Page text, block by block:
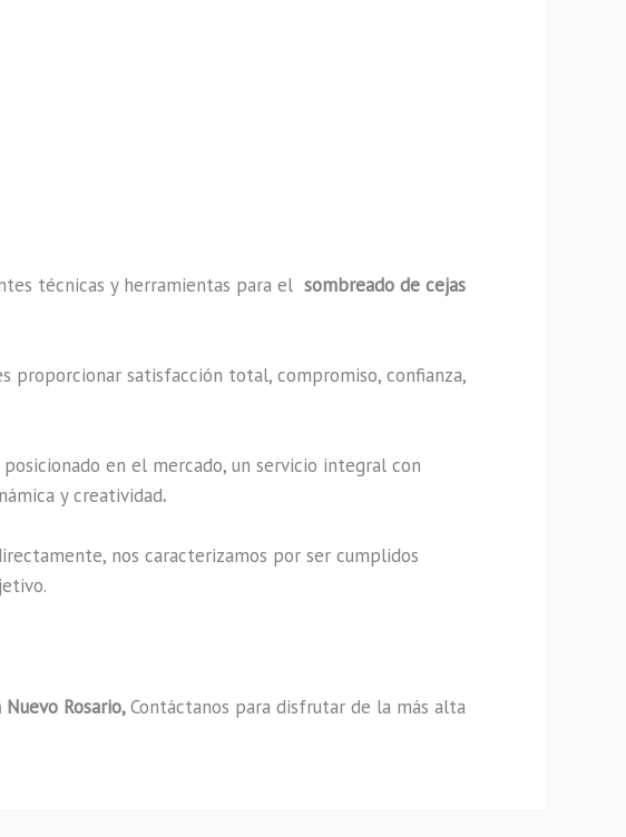
técnicas y herramientas para el sombreado de cejas
proporcionar satisfacción total, compromiso, confianza,
en el mercado, un servicio integral con
y creatividad.
nos caracterizamos por ser cumplidos
Rosario,Contáctanos para disfrutar de la más alta